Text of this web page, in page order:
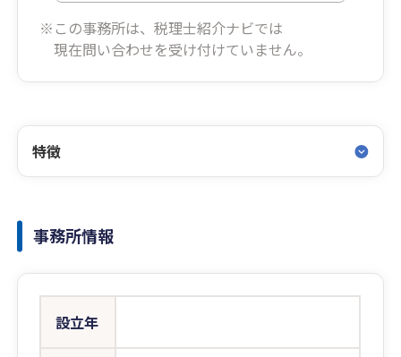
※この事務所は、税理士紹介ナビでは
現在問い合わせを受け付けていません。
特徴
事務所情報
設立年